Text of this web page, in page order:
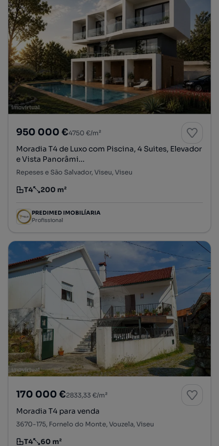
950 000 €4750 €/m²
Moradia T4 de Luxo com Piscina, 4 Suites, Elevador
e Vista Panorâmi...
Repeses e São Salvador, Viseu, Viseu
Tipologia
T4
Preço por metro quadrado
200 m²
PREDIMED IMOBILÍARIA
Profissional
170 000 €2833,33 €/m²
Moradia T4 para venda
3670-175, Fornelo do Monte, Vouzela, Viseu
T4 60 m²